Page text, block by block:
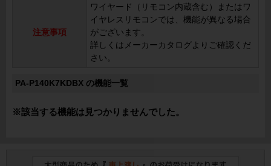
注意事項
ワイヤード（リモコン内蔵含む）またはワ
イヤレスリモコンでは、機能が異なる場合
がございます。
詳しくはメーカーカタログよりご確認くだ
さい。
PA-P140K7KDBX の機能一覧
※該当する機能は見つかりませんでした。